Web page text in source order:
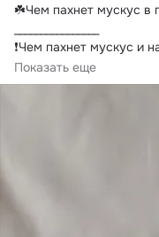
☘️Чем пахнет мускус в
❗Чем пахнет мускус и
сложно,
–...
Показать еще